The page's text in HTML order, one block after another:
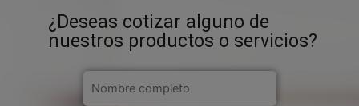
¿Deseas cotizar alguno de
nuestros productos o servicios?